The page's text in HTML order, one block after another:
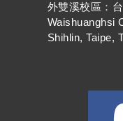
外雙溪校區：
Waishuanghsi
Shihlin, Taipe,